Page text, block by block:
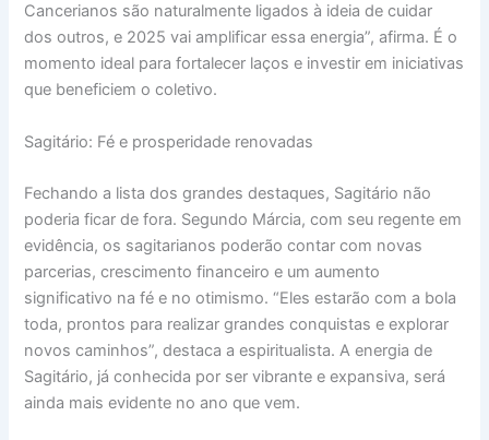
Cancerianos são naturalmente ligados à ideia de cuidar
dos outros, e 2025 vai amplificar essa energia”, afirma. É o
momento ideal para fortalecer laços e investir em iniciativas
que beneficiem o coletivo.
Sagitário: Fé e prosperidade renovadas
Fechando a lista dos grandes destaques, Sagitário não
poderia ficar de fora. Segundo Márcia, com seu regente em
evidência, os sagitarianos poderão contar com novas
parcerias, crescimento financeiro e um aumento
significativo na fé e no otimismo. “Eles estarão com a bola
toda, prontos para realizar grandes conquistas e explorar
novos caminhos”, destaca a espiritualista. A energia de
Sagitário, já conhecida por ser vibrante e expansiva, será
ainda mais evidente no ano que vem.